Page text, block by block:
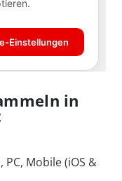
in
PC, Mobile (iOS &